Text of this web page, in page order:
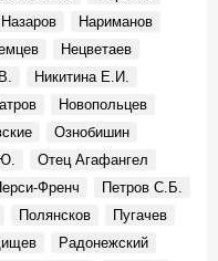
РСФСР.
Назаров
Нариманов
Нецветаев
Никитина Е.И.
Новопольцев
Ознобишин
Отец Агафангел
Френч
Петров С.Б.
Полянсков
Пугачев
Радонежский